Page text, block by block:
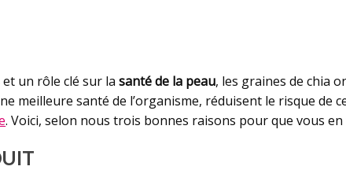
et un rôle clé sur lasanté de la peau, les graines de chia
meilleure santé de l’organisme, réduisent le risque de
. Voici, selon nous trois bonnes raisons pour que vous